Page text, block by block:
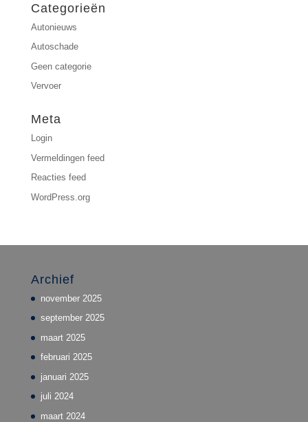
Categorieën
Autonieuws
Autoschade
Geen categorie
Vervoer
Meta
Login
Vermeldingen feed
Reacties feed
WordPress.org
Archief
november 2025
september 2025
maart 2025
februari 2025
januari 2025
juli 2024
maart 2024